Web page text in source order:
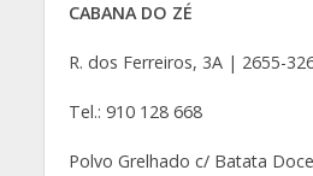
CABANA DO ZÉ
R. dos Ferreiros, 3A | 2655-
Tel.: 910 128 668
Polvo Grelhado c/ Batata